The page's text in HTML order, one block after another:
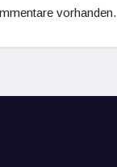
vorhanden.